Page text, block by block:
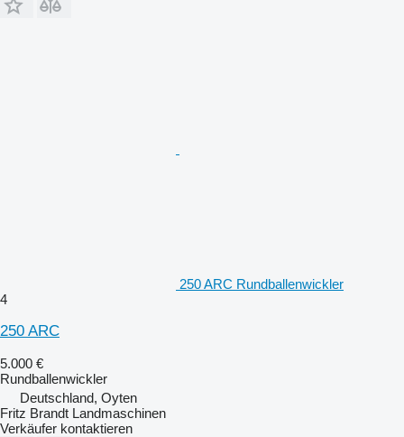
250 ARC Rundballenwickler
4
250 ARC
5.000 €
Rundballenwickler
Deutschland, Oyten
Fritz Brandt Landmaschinen
Verkäufer kontaktieren